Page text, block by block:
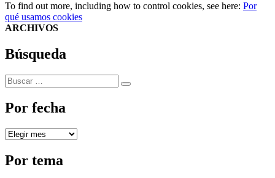
To find out more, including how to control cookies, see here: Por
qué usamos cookies
ARCHIVOS
Búsqueda
Buscar
por:
Buscar
Por fecha
Por
Por tema